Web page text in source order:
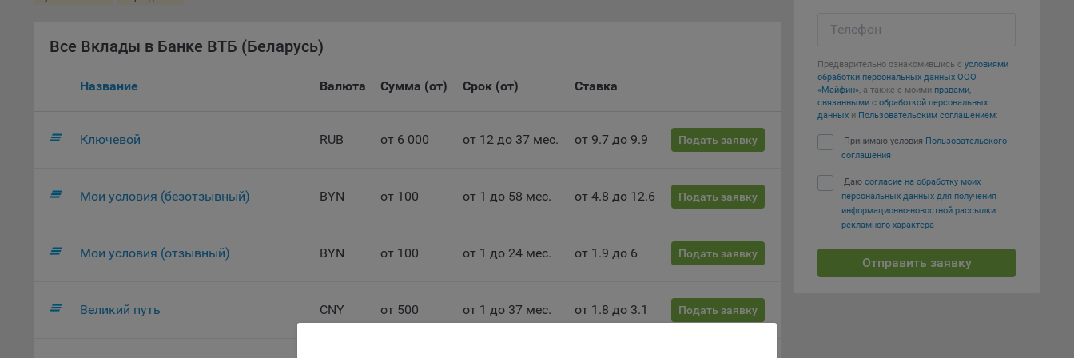
например, выбор языковой версии.
Общество не использует файлы cookie для идентификации субъектов
персональных данных.
сайтами, которые посещает пользователь), так и сторонние файлы cookie
(задаются сервером, расположенным вне домена наших сайтов).
(включая файлы «cookie»), собираемые с помощью сервисов Интернет-
статистики, которые служат для сбора информации о действиях
Общество обрабатывает обезличенные данные о пользователе в случае, если
это разрешено в настройках браузера пользователя (включено сохранение
Все Вклады в Банке ВТБ (Беларусь)
Название Валюта Сумма (от) Срок (от) Ставка
Ключевой RUB от 6 000 от 12 до 37 мес. от 9.7 до 9.9 Подать заявку
Мои условия (безотзывный) BYN от 100 от 1 до 58 мес. от 4.8 до 12.6 Подать заявку
Мои условия (отзывный) BYN от 100 от 1 до 24 мес. от 1.9 до 6 Подать заявку
Великий путь CNY от 500 от 1 до 37 мес. от 1.8 до 3.1 Подать заявку
Телефон
Предварительно ознакомившись с условиями
обработки персональных данных ООО
«Майфин», а также с моими правами,
связанными с обработкой персональных
данных и Пользовательским соглашением:
Принимаю условия Пользовательского
соглашения
Даю согласие на обработку моих
персональных данных для получения
информационно-новостной рассылки
рекламного характера
Отправить заявку